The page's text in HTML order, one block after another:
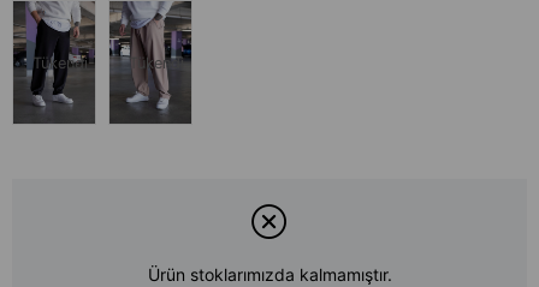
Tükendi Tükendi
Ürün stoklarımızda kalmamıştır.